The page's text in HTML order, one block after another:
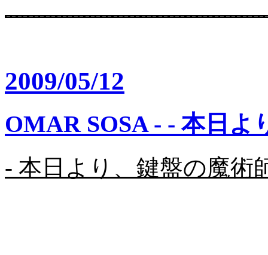
2009/05/12
OMAR SOSA - - 本日よ
- 本日より、鍵盤の魔術